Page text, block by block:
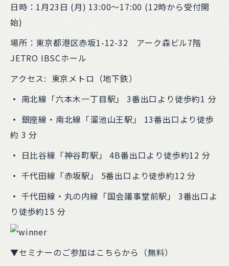
日時：1月23日 (月) 13:00〜17:00 (12時から受付開
始)
場所：東京都港区赤坂1-12-32 アーク森ビル7階
JETRO IBSCホール
アクセス: 東京メトロ（地下鉄）
・ 南北線「六本木一丁目駅」 3番出口より徒歩約1 分
・ 銀座線・南北線「溜池山王駅」 13番出口より徒歩
約 3 分
・ 日比谷線「神谷町駅」 4B番出口より徒歩約12 分
・ 千代田線「赤坂駅」 5番出口より徒歩約12 分
・ 千代田線・丸の内線「国会議事堂前駅」 3番出口よ
り徒歩約15 分
▼セミナーのご参加はこちらから（無料）